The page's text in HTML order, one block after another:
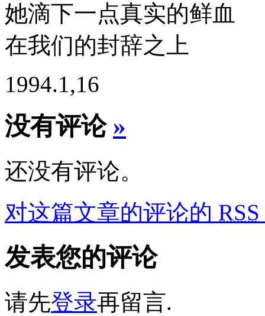
她滴下一点真实的鲜血
在我们的封辞之上
1994.1,16
没有评论 »
还没有评论。
对这篇文章的评论的 RSS
发表您的评论
请先登录再留言.